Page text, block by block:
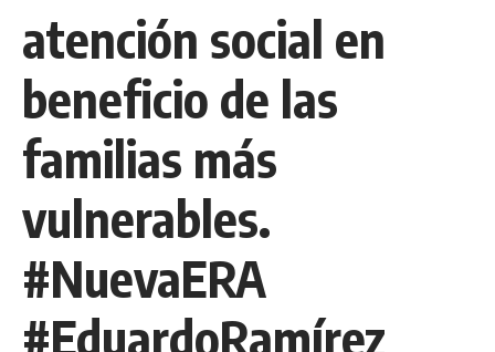
atención social en
beneficio de las
familias más
vulnerables.
#NuevaERA
#EduardoRamírez